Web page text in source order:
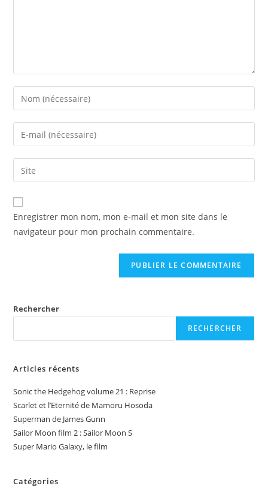
Enter
your
name
comment
Enter
your
email
address
comment
Saisir
l’URL
de
votre
(facultatif)
Enregistrer mon nom, mon e-mail et mon site dans le
navigateur pour mon prochain commentaire.
Rechercher
RECHERCHER
Articles récents
Sonic the Hedgehog volume 21 : Reprise
Scarlet et l’Eternité de Mamoru Hosoda
Superman de James Gunn
Sailor Moon film 2 : Sailor Moon S
Super Mario Galaxy, le film
Catégories